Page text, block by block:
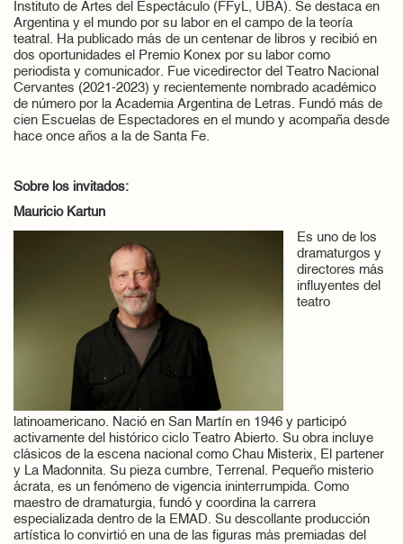
Instituto de Artes del Espectáculo (FFyL, UBA). Se destaca en
Argentina y el mundo por su labor en el campo de la teoría
teatral. Ha publicado más de un centenar de libros y recibió en
dos oportunidades el Premio Konex por su labor como
periodista y comunicador. Fue vicedirector del Teatro Nacional
Cervantes (2021-2023) y recientemente nombrado académico
de número por la Academia Argentina de Letras. Fundó más de
cien Escuelas de Espectadores en el mundo y acompaña desde
hace once años a la de Santa Fe.
Sobre los invitados:
Mauricio Kartun
Es uno de los
dramaturgos y
directores más
influyentes del
teatro
latinoamericano. Nació en San Martín en 1946 y participó
activamente del histórico ciclo Teatro Abierto. Su obra incluye
clásicos de la escena nacional como Chau Misterix, El partener
y La Madonnita. Su pieza cumbre, Terrenal. Pequeño misterio
ácrata, es un fenómeno de vigencia ininterrumpida. Como
maestro de dramaturgia, fundó y coordina la carrera
especializada dentro de la EMAD. Su descollante producción
artística lo convirtió en una de las figuras más premiadas del